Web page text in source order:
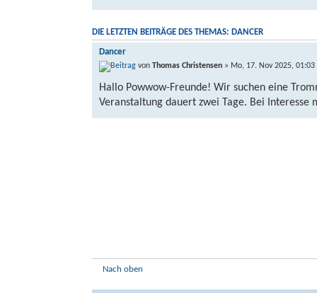
DIE LETZTEN BEITRÄGE DES THEMAS: DANCER
Dancer
von Thomas Christensen » Mo, 17. Nov 2025, 01:03
Hallo Powwow-Freunde! Wir suchen eine
Veranstaltung dauert zwei Tage. Bei
Nach oben